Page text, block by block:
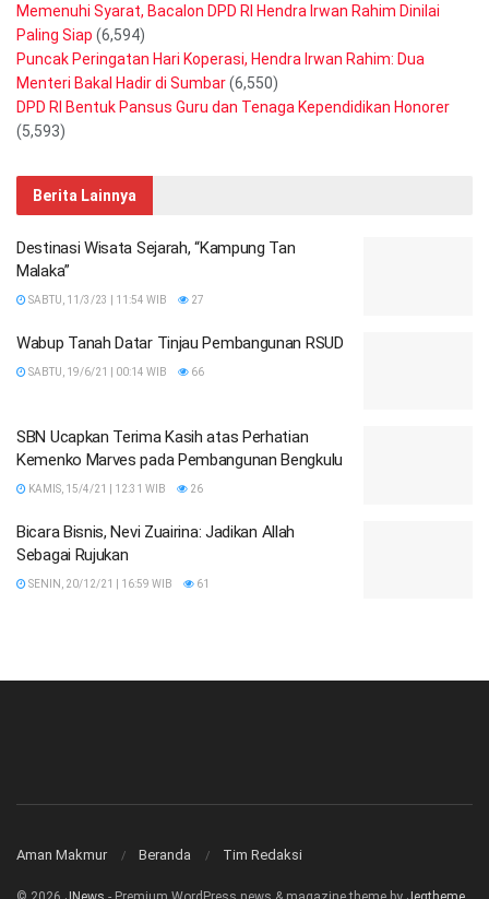
Memenuhi Syarat, Bacalon DPD RI Hendra Irwan Rahim Dinilai
Paling Siap (6,594)
Puncak Peringatan Hari Koperasi, Hendra Irwan Rahim: Dua
Menteri Bakal Hadir di Sumbar(6,550)
DPD RI Bentuk Pansus Guru dan Tenaga Kependidikan Honorer
(5,593)
Berita Lainnya
Destinasi Wisata Sejarah, “Kampung Tan
Malaka”
SABTU, 11/3/23 | 11:54 WIB 27
Wabup Tanah Datar Tinjau Pembangunan RSUD
SABTU, 19/6/21 | 00:14 WIB 66
SBN Ucapkan Terima Kasih atas Perhatian
Kemenko Marves pada Pembangunan Bengkulu
KAMIS, 15/4/21 | 12:31 WIB 26
Bicara Bisnis, Nevi Zuairina: Jadikan Allah
Sebagai Rujukan
SENIN, 20/12/21 | 16:59 WIB 61
Aman Makmur Beranda Tim Redaksi